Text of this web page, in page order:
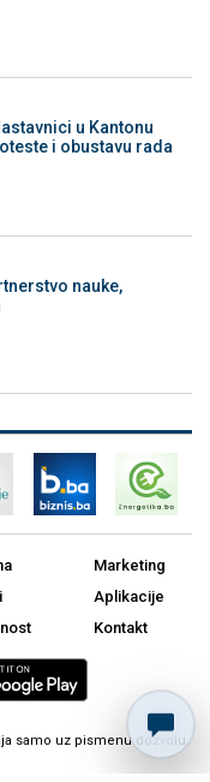
u Kantonu
i obustavu rada
nauke,
Marketing
Aplikacije
Kontakt
samo uz pismenu dozvolu.